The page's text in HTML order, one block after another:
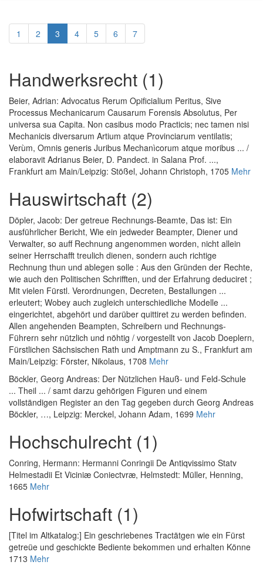
1 2 3 4 5 6 7
Handwerksrecht (1)
Beier, Adrian: Advocatus Rerum Opificialium Peritus, Sive
Processus Mechanicarum Causarum Forensis Absolutus, Per
universa sua Capita. Non casibus modo Practicis; nec tamen nisi
Mechanicis diversarum Artium atque Provinciarum ventilatis;
Verùm, Omnis generis Juribus Mechanìcorum atque moribus ... /
elaboravit Adrianus Beier, D. Pandect. in Salana Prof. ...,
Frankfurt am Main/Leipzig: Stößel, Johann Christoph, 1705 Mehr
Hauswirtschaft (2)
Döpler, Jacob: Der getreue Rechnungs-Beamte, Das ist: Ein
ausführlicher Bericht, Wie ein jedweder Beampter, Diener und
Verwalter, so auff Rechnung angenommen worden, nicht allein
seiner Herrschafft treulich dienen, sondern auch richtige
Rechnung thun und ablegen solle : Aus den Gründen der Rechte,
wie auch den Politischen Schrifften, und der Erfahrung deduciret ;
Mit vielen Fürstl. Verordnungen, Decreten, Bestallungen ...
erleutert; Wobey auch zugleich unterschiedliche Modelle ...
eingerichtet, abgehört und darüber quittiret zu werden befinden.
Allen angehenden Beampten, Schreibern und Rechnungs-
Führern sehr nützlich und nöhtig / vorgestellt von Jacob Doeplern,
Fürstlichen Sächsischen Rath und Amptmann zu S., Frankfurt am
Main/Leipzig: Förster, Nikolaus, 1708 Mehr
Böckler, Georg Andreas: Der Nützlichen Hauß- und Feld-Schule
... Theil ... / samt darzu gehörigen Figuren und einem
vollständigen Register an den Tag gegeben durch Georg Andreas
Böckler, …, Leipzig: Merckel, Johann Adam, 1699 Mehr
Hochschulrecht (1)
Conring, Hermann: Hermanni Conringii De Antiqvissimo Statv
Helmestadii Et Viciniæ Coniectvræ, Helmstedt: Müller, Henning,
1665 Mehr
Hofwirtschaft (1)
[Titel im Altkatalog:] Ein geschriebenes Tractätgen wie ein Fürst
getreüe und geschickte Bediente bekommen und erhalten Könne
1713 Mehr